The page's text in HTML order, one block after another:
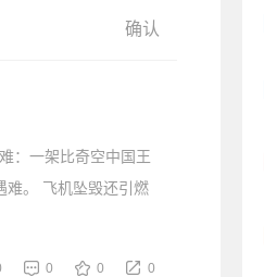
：一架比奇空中国王
难。 飞机坠毁还引燃
0 0 0